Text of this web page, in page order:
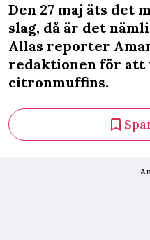
Den 27 maj äts det
slag, då är det
Allas reporter
redaktionen för att
citronmuffins.